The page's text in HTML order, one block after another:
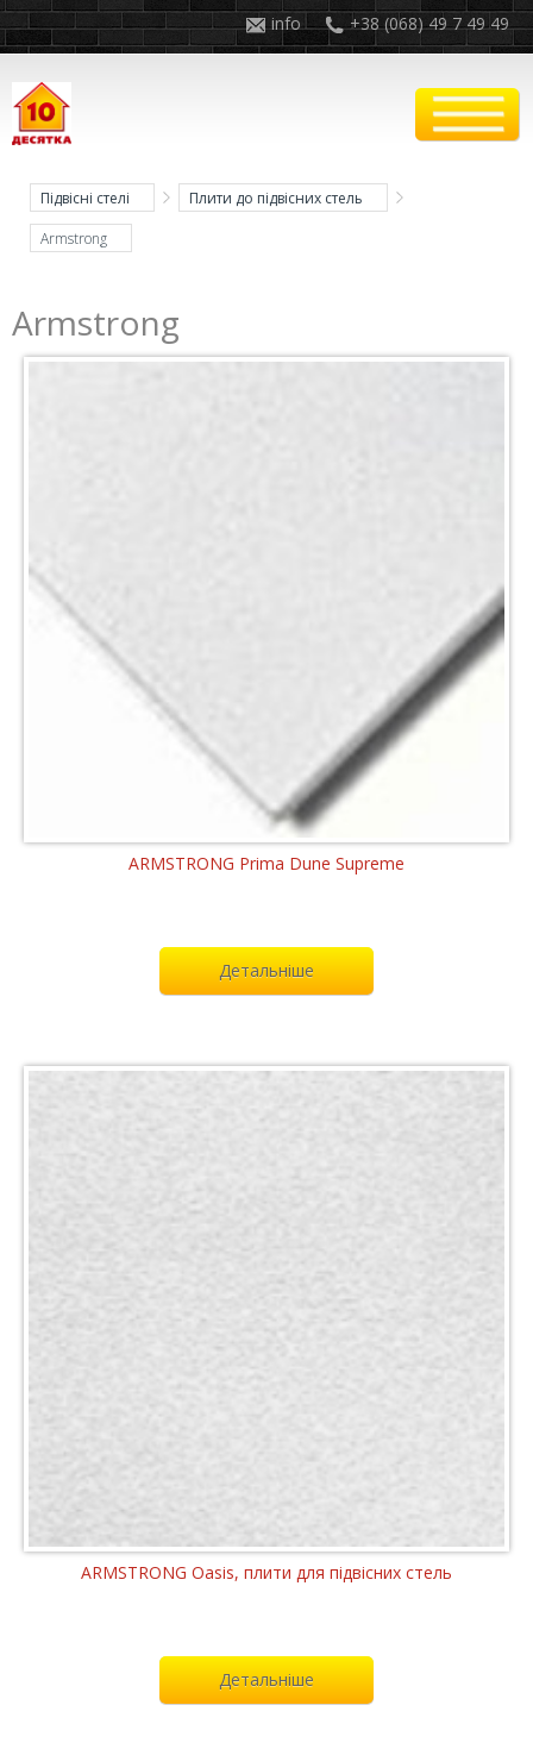
+38 (068) 49 7 49 49
info
Підвісні стелі
Плити до підвісних стель
Armstrong
Armstrong
ARMSTRONG Prima Dune Supreme
Детальніше
ARMSTRONG Oasis, плити для підвісних стель
Детальніше